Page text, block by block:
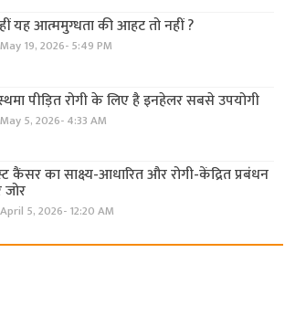
यह आत्ममुग्धता की आहट तो नहीं ?
May 19, 2026- 5:49 PM
पीड़ित रोगी के लिए है इनहेलर सबसे उपयोगी
May 5, 2026- 4:33 AM
कैंसर का साक्ष्य-आधारित और रोगी-केंद्रित प्रबंधन
जोर
April 5, 2026- 12:20 AM